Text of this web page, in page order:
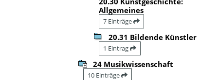
Allgemeines
7 Einträge
20.31 Bildende Künstler
1 Eintrag
24 Musikwissenschaft
10 Einträge